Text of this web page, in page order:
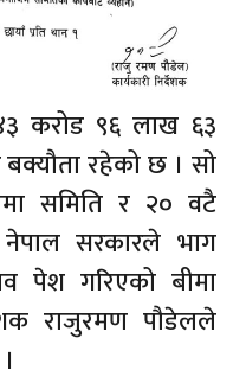
करोड ९६ लाख ६३
रहेको छ । सो
समिति र २० वटै
नेपाल सरकारले भाग
पेश गरिएको बीमा
राजुरमण पौडेलले